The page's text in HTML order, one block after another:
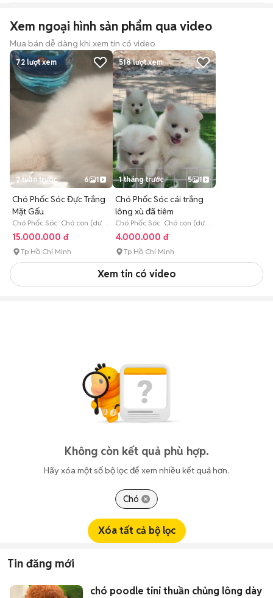
Xem ngoại hình sản phẩm qua video
Mua bán dễ dàng khi xem tin có video
72 lượt xem
2 tuần trước 6 1
Chó Phốc Sóc Đực Trắng
Mặt Gấu
Chó Phốc Sóc Chó con (dưới
3 tháng tuổi)
15.000.000 đ
Tp Hồ Chí Minh
518lượt xem
1 tháng trước 5 1
Chó Phốc Sóc cái trắng
lông xù đã tiêm
Chó Phốc Sóc Chó con (dưới
3 tháng tuổi)
4.000.000 đ
Tp Hồ Chí Minh
Xem tin có video
Không còn kết quả phù hợp.
Hãy xóa một số bộ lọc để xem nhiều kết quả hơn.
Chó
Xóa tất cả bộ lọc
Tin đăng mới
chó poodle tini thuần chủng lông dày